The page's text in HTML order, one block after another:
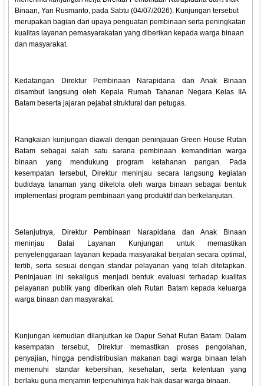
Binaan, Yan Rusmanto, pada Sabtu (04/07/2026). Kunjungan tersebut
merupakan bagian dari upaya penguatan pembinaan serta peningkatan
kualitas layanan pemasyarakatan yang diberikan kepada warga binaan
dan masyarakat.
Kedatangan Direktur Pembinaan Narapidana dan Anak Binaan
disambut langsung oleh Kepala Rumah Tahanan Negara Kelas IIA
Batam beserta jajaran pejabat struktural dan petugas.
Rangkaian kunjungan diawali dengan peninjauan Green House Rutan
Batam sebagai salah satu sarana pembinaan kemandirian warga
binaan yang mendukung program ketahanan pangan. Pada
kesempatan tersebut, Direktur meninjau secara langsung kegiatan
budidaya tanaman yang dikelola oleh warga binaan sebagai bentuk
implementasi program pembinaan yang produktif dan berkelanjutan.
Selanjutnya, Direktur Pembinaan Narapidana dan Anak Binaan
meninjau Balai Layanan Kunjungan untuk memastikan
penyelenggaraan layanan kepada masyarakat berjalan secara optimal,
tertib, serta sesuai dengan standar pelayanan yang telah ditetapkan.
Peninjauan ini sekaligus menjadi bentuk evaluasi terhadap kualitas
pelayanan publik yang diberikan oleh Rutan Batam kepada keluarga
warga binaan dan masyarakat.
Kunjungan kemudian dilanjutkan ke Dapur Sehat Rutan Batam. Dalam
kesempatan tersebut, Direktur memastikan proses pengolahan,
penyajian, hingga pendistribusian makanan bagi warga binaan telah
memenuhi standar kebersihan, kesehatan, serta ketentuan yang
berlaku guna menjamin terpenuhinya hak-hak dasar warga binaan.